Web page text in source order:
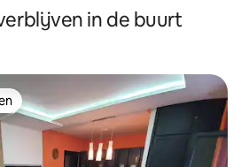
in de buurt